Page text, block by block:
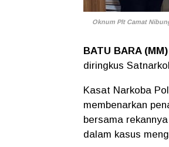
Oknum Plt Camat
BATU BARA (MM)
diringkus
Kasat Narkoba
membenarkan
bersama
dalam kasus